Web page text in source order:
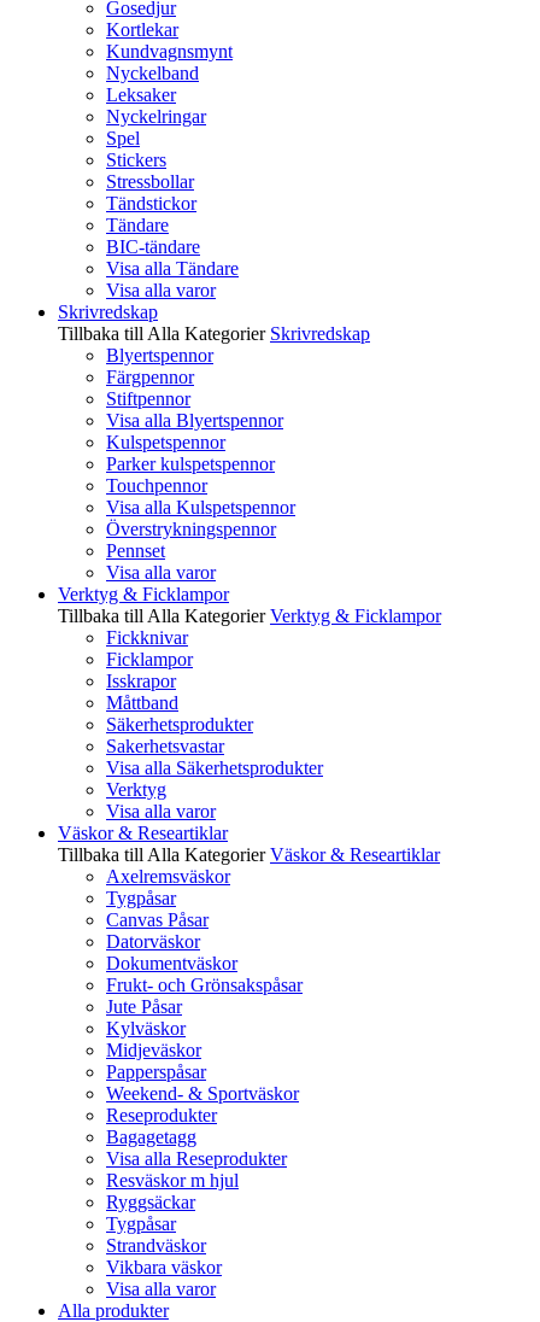
Gosedjur
Kortlekar
Kundvagnsmynt
Nyckelband
Leksaker
Nyckelringar
Spel
Stickers
Stressbollar
Tändstickor
Tändare
BIC-tändare
Visa alla Tändare
Visa alla varor
Skrivredskap
Tillbaka till Alla Kategorier Skrivredskap
Blyertspennor
Färgpennor
Stiftpennor
Visa alla Blyertspennor
Kulspetspennor
Parker kulspetspennor
Touchpennor
Visa alla Kulspetspennor
Överstrykningspennor
Pennset
Visa alla varor
Verktyg & Ficklampor
Tillbaka till Alla Kategorier Verktyg & Ficklampor
Fickknivar
Ficklampor
Isskrapor
Måttband
Säkerhetsprodukter
Sakerhetsvastar
Visa alla Säkerhetsprodukter
Verktyg
Visa alla varor
Väskor & Researtiklar
Tillbaka till Alla Kategorier Väskor & Researtiklar
Axelremsväskor
Tygpåsar
Canvas Påsar
Datorväskor
Dokumentväskor
Frukt- och Grönsakspåsar
Jute Påsar
Kylväskor
Midjeväskor
Papperspåsar
Weekend- & Sportväskor
Reseprodukter
Bagagetagg
Visa alla Reseprodukter
Resväskor m hjul
Ryggsäckar
Tygpåsar
Strandväskor
Vikbara väskor
Visa alla varor
Alla produkter